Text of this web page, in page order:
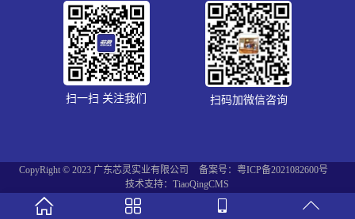
扫一扫 关注我们 扫码加微信咨询
CopyRight © 2023 广东芯灵实业有限公司
备案号：粤ICP备2021082600号
技术支持：TiaoQingCMS